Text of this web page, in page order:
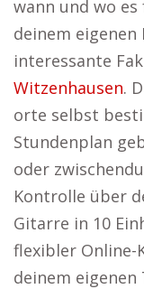
wann und wo
deinem
interessante
Witzenhausen.
orte selbst
Stundenplan
oder
Kontrolle über
Gitarre in 10
flexibler Online-
deinem